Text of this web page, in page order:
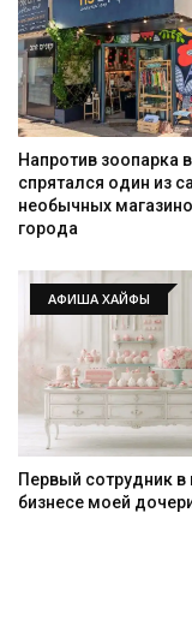
Напротив зоопарка
спрятался один из
необычных
города
АФИША ХАЙФЫ
Первый сотрудник
бизнесе моей